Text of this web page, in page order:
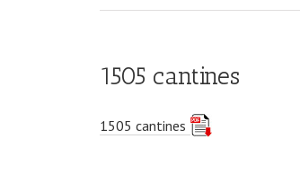
1505 cantines
1505 cantines